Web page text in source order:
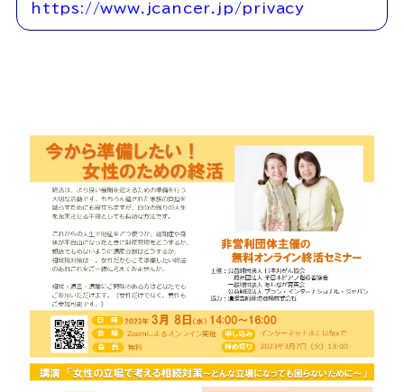
https://www.jcancer.jp/privacy